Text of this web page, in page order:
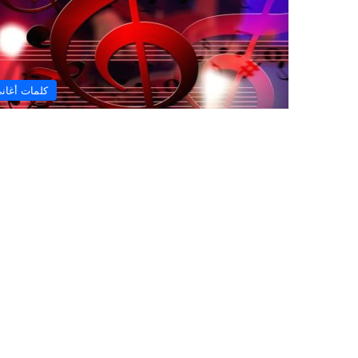
كلمات